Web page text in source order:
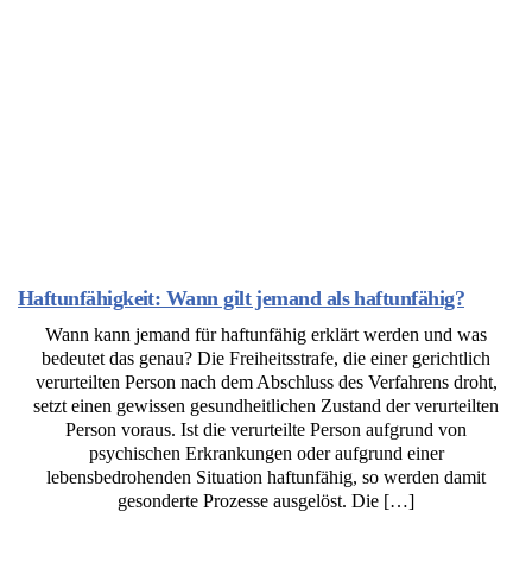
Haftunfähigkeit: Wann gilt jemand als haftunfähig?
Wann kann jemand für haftunfähig erklärt werden und was
bedeutet das genau? Die Freiheitsstrafe, die einer gerichtlich
verurteilten Person nach dem Abschluss des Verfahrens droht,
setzt einen gewissen gesundheitlichen Zustand der verurteilten
Person voraus. Ist die verurteilte Person aufgrund von
psychischen Erkrankungen oder aufgrund einer
lebensbedrohenden Situation haftunfähig, so werden damit
gesonderte Prozesse ausgelöst. Die […]